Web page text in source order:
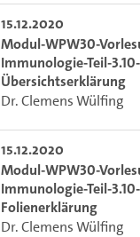
15.12.2020
Modul-WPW30-
Immunologie-Teil-3.10-
Übersichtserklärung
Dr. Clemens Wülfing
15.12.2020
Modul-WPW30-
Immunologie-Teil-3.10-
Folienerklärung
Dr. Clemens Wülfing